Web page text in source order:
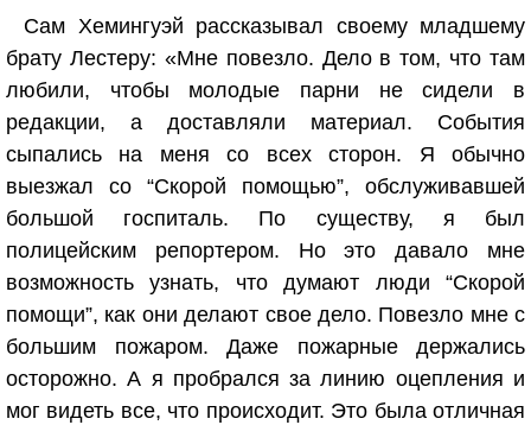
Сам Хемингуэй рассказывал своему младшему
брату Лестеру: «Мне повезло. Дело в том, что там
любили, чтобы молодые парни не сидели в
редакции, а доставляли материал. События
сыпались на меня со всех сторон. Я обычно
выезжал со “Скорой помощью”, обслуживавшей
большой госпиталь. По существу, я был
полицейским репортером. Но это давало мне
возможность узнать, что думают люди “Скорой
помощи”, как они делают свое дело. Повезло мне с
большим пожаром. Даже пожарные держались
осторожно. А я пробрался за линию оцепления и
мог видеть все, что происходит. Это была отличная